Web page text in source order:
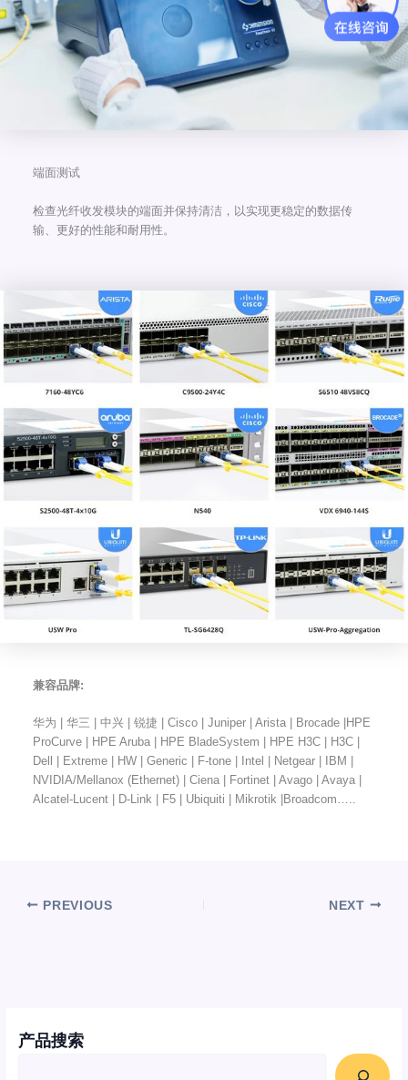
产品搜索
端面测试
检查光纤收发模块的端面并保持清洁，以实现更稳定的数据传
输、更好的性能和耐用性。
兼容品牌:
华为 | 华三 | 中兴 | 锐捷 | Cisco | Juniper | Arista | Brocade |HPE
ProCurve | HPE Aruba | HPE BladeSystem | HPE H3C | H3C |
Dell | Extreme | HW | Generic | F-tone | Intel | Netgear | IBM |
NVIDIA/Mellanox (Ethernet) | Ciena | Fortinet | Avago | Avaya |
Alcatel-Lucent | D-Link | F5 | Ubiquiti | Mikrotik |Broadcom…..
PREVIOUS NEXT